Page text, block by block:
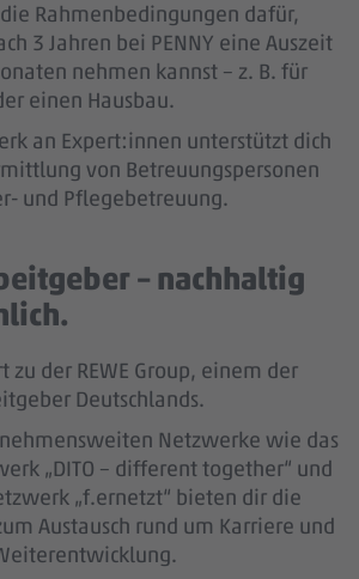
Rahmenbedingungen dafür,
3 Jahren bei PENNY eine Auszeit
nehmen kannst – z. B. für
einen Hausbau.
an Expert:innen unterstützt dich
von Betreuungspersonen
und Pflegebetreuung.
– nachhaltig
zu der REWE Group, einem der
Deutschlands.
Netzwerke wie das
„DITO – different together“ und
„f.ernetzt“ bieten dir die
Austausch rund um Karriere und